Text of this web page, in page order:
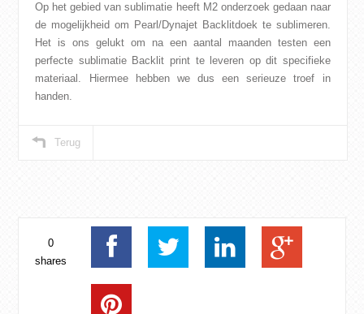
Op het gebied van sublimatie heeft M2 onderzoek gedaan naar
de mogelijkheid om Pearl /Dynajet Backlitdoek te sublimeren.
Het is ons gelukt om na een aantal maanden testen een
perfecte sublimatie Backlit print te leveren op dit specifieke
materiaal. Hiermee hebben we dus een serieuze troef in
handen.
Terug
0
shares